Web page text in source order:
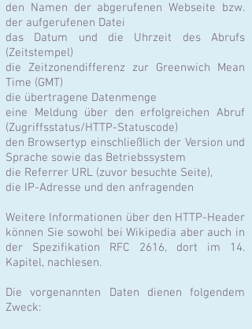
den Namen der abgerufenen Webseite bzw.
der aufgerufenen Datei
das Datum und die Uhrzeit des Abrufs
(Zeitstempel)
die Zeitzonendifferenz zur Greenwich Mean
Time (GMT)
die übertragene Datenmenge
eine Meldung über den erfolgreichen Abruf
(Zugriffsstatus/HTTP-Statuscode)
den Browsertyp einschließlich der Version und
Sprache sowie das Betriebssystem
die Referrer URL (zuvor besuchte Seite),
die IP-Adresse und den anfragenden
Weitere Informationen über den HTTP-Header
können Sie sowohl bei Wikipedia aber auch in
der Spezifikation RFC 2616, dort im 14.
Kapitel, nachlesen.
Die vorgenannten Daten dienen folgendem
Zweck: